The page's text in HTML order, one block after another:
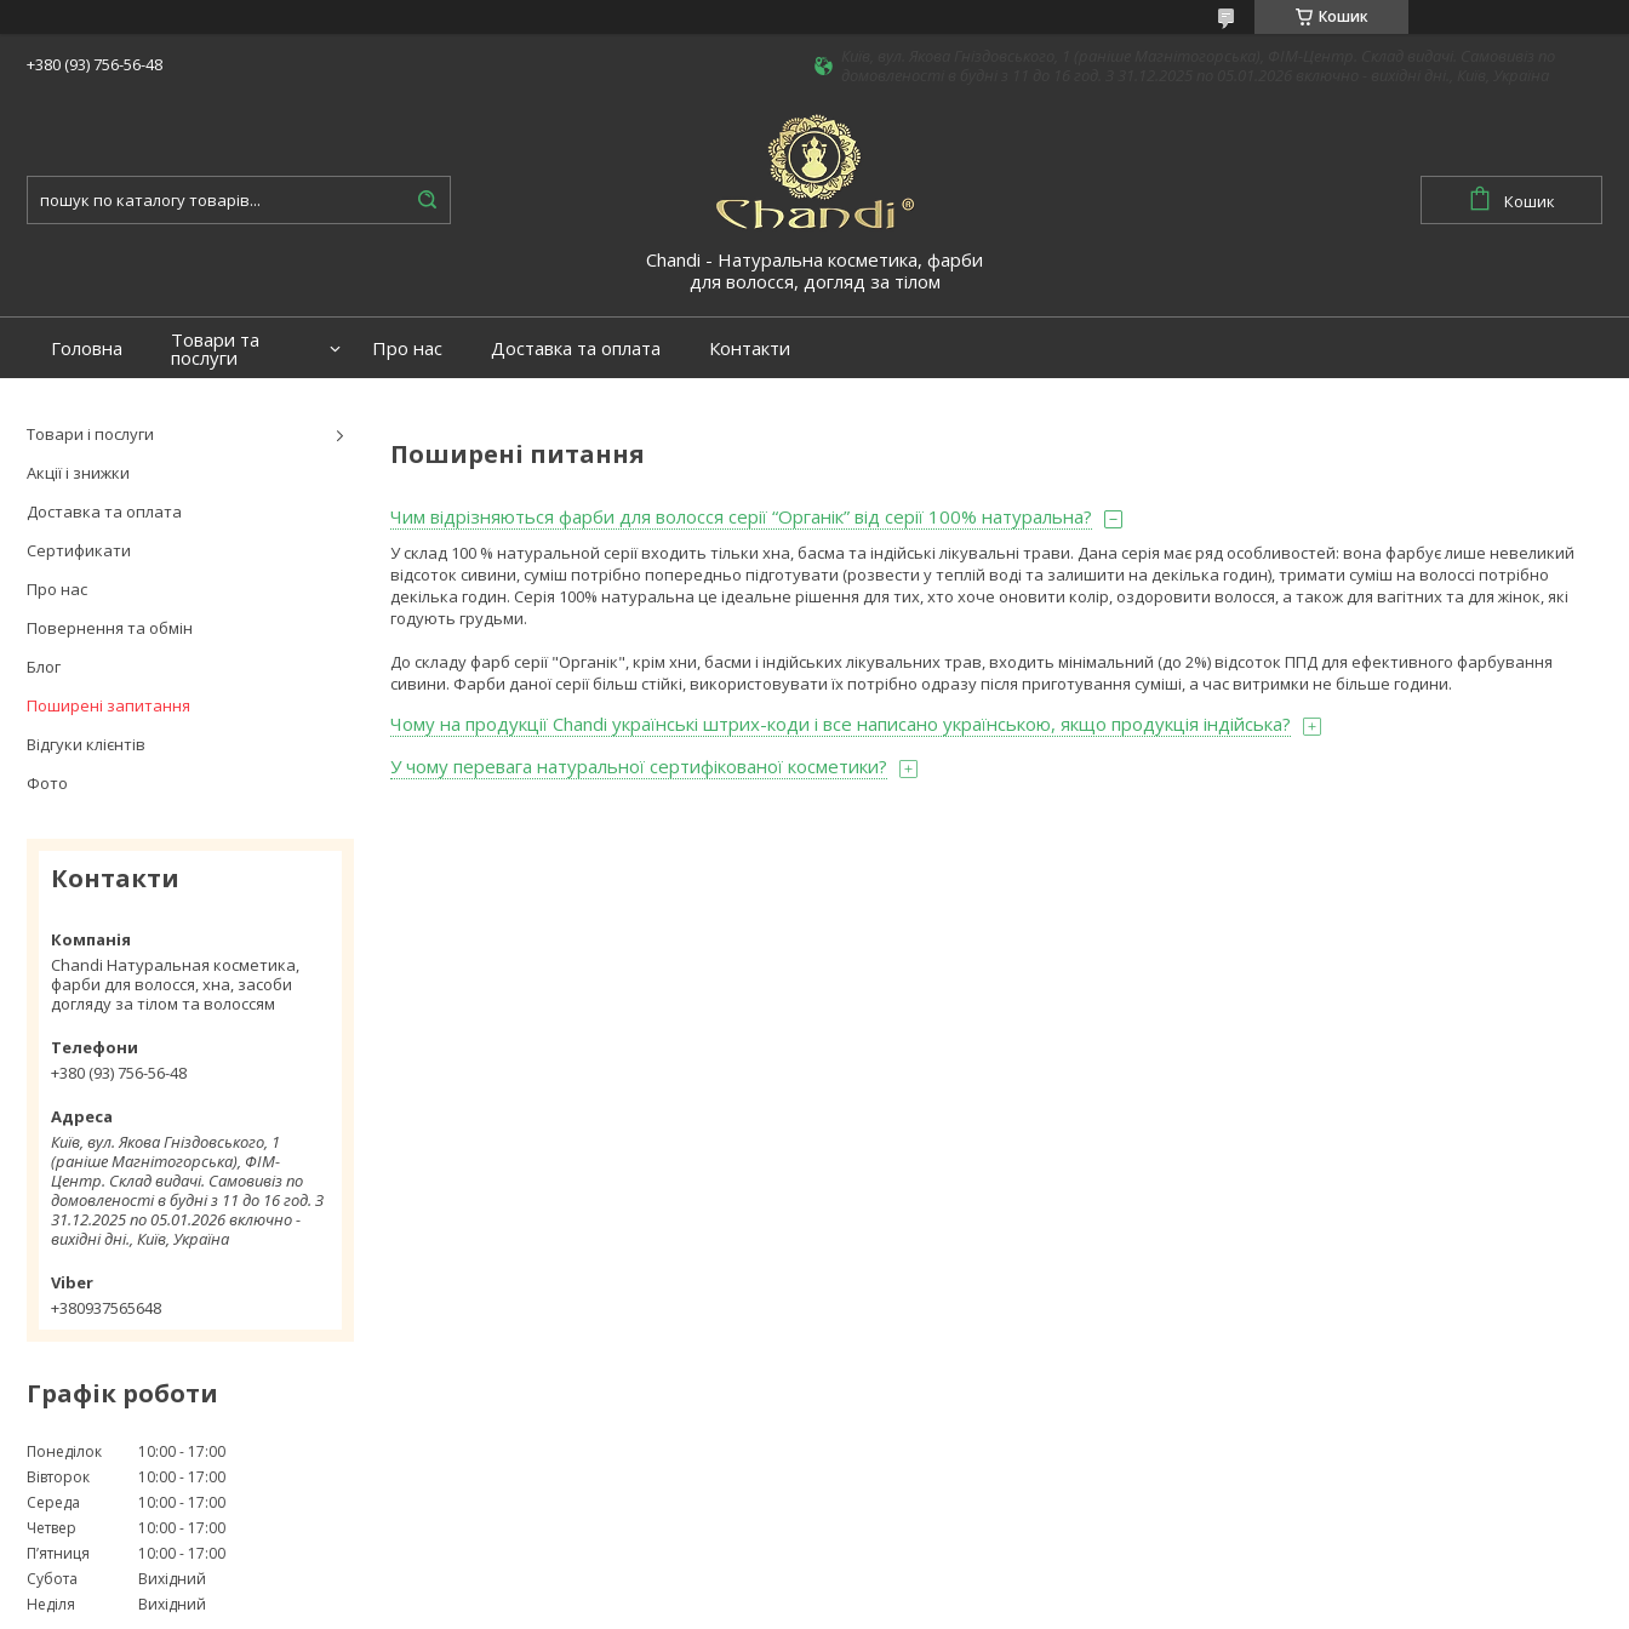
Кошик
+380 (93) 756-56-48
Chandi - Натуральна косметика, фарби
для волосся, догляд за тілом
Кошик
Головна Товари та
послуги Про нас Доставка та оплата Контакти
Товари і послуги
Акції і знижки
Доставка та оплата
Сертификати
Про нас
Повернення та обмін
Блог
Поширені запитання
Відгуки клієнтів
Фото
Контакти
Chandi Натуральная косметика,
фарби для волосся, хна, засоби
догляду за тілом та волоссям
+380 (93) 756-56-48
Київ, вул. Якова Гніздовського, 1
(раніше Магнітогорська), ФІМ-
Центр. Склад видачі. Самовивіз по
домовленості в будні з 11 до 16 год. З
31.12.2025 по 05.01.2026 включно -
вихідні дні., Київ, Україна
+380937565648
Графік роботи
Понеділок 10:00
17:00
Вівторок
10:00
17:00
Середа
10:00
17:00
Четвер
10:00
17:00
Пʼятниця
10:00
17:00
Субота
Вихідний
Неділя
Вихідний
Поширені питання
Чим відрізняються фарби для волосся серії “Органік” від серії 100% натуральна?
У склад 100 % натуральной серії входить тільки хна, басма та індійські лікувальні трави. Дана серія має ряд особливостей: вона фарбує лише невеликий
відсоток сивини, суміш потрібно попередньо підготувати (розвести у теплій воді та залишити на декілька годин), тримати суміш на волоссі потрібно
декілька годин. Серія 100% натуральна це ідеальне рішення для тих, хто хоче оновити колір, оздоровити волосся, а також для вагітних та для жінок, які
годують грудьми.
До складу фарб серії "Органік", крім хни, басми і індійських лікувальних трав, входить мінімальний (до 2%) відсоток ППД для ефективного фарбування
сивини. Фарби даної серії більш стійкі, використовувати їх потрібно одразу після приготування суміші, а час витримки не більше години.
Чому на продукції Chandi українські штрих-коди і все написано українською, якщо продукція індійська?
У чому перевага натуральної сертифікованої косметики?